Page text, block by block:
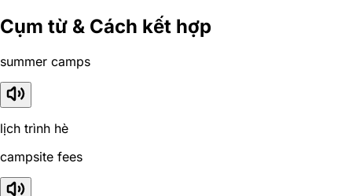
Cụm từ & Cách kết hợp
summer camps
lịch trình hè
campsite fees